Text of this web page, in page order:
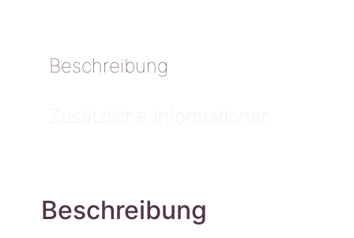
Beschreibung
Zusätzliche Informationen
Beschreibung